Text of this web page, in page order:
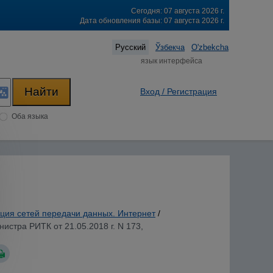
Сегодня: 07 августа 2026 г.
Дата обновления базы: 07 августа 2026 г.
Русский Ўзбекча O'zbekcha
язык интерфейса
Оба языка
Вход / Регистрация
сетей передачи данных. Интернет /
РИТК от 21.05.2018 г. N 173,